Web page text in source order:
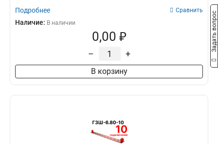
Подробнее Сравнить
Наличие: В наличии
0,00 ₽
– +
В корзину
Задать вопрос